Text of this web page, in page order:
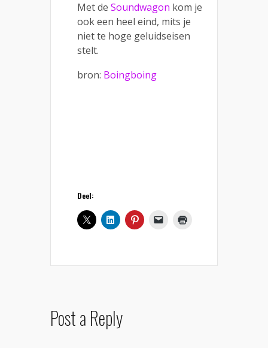
Met de Soundwagon kom je
ook een heel eind, mits je
niet te hoge geluidseisen
stelt.
bron: Boingboing
Deel:
Post a Reply